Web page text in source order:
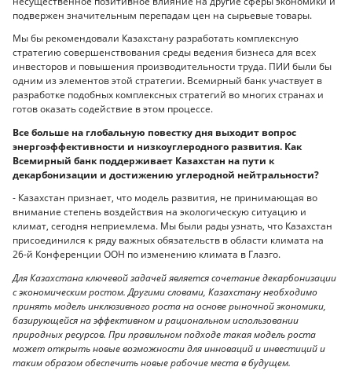
подвержен значительным перепадам цен на сырьевые товары.
Мы бы рекомендовали Казахстану разработать комплексную
стратегию совершенствования среды ведения бизнеса для всех
инвесторов и повышения производительности труда. ПИИ были бы
одним из элементов этой стратегии. Всемирный банк участвует в
разработке подобных комплексных стратегий во многих странах и
готов оказать содействие в этом процессе.
Все больше на глобальную повестку дня выходит вопрос
энергоэффективности и низкоуглеродного развития. Как
Всемирный банк поддерживает Казахстан на пути к
декарбонизации и достижению углеродной нейтральности?
- Казахстан признает, что модель развития, не принимающая во
внимание степень воздействия на экологическую ситуацию и
климат, сегодня неприемлема. Мы были рады узнать, что Казахстан
присоединился к ряду важных обязательств в области климата на
26-й Конференции ООН по изменению климата в Глазго.
Для Казахстана ключевой задачей является сочетание декарбонизации
с экономическим ростом. Другими словами, Казахстану необходимо
принять модель инклюзивного роста на основе рыночной экономики,
базирующейся на эффективном и рациональном использовании
природных ресурсов. При правильном подходе такая модель роста
может открыть новые возможности для инноваций и инвестиций и
таким образом обеспечить новые рабочие места в будущем.